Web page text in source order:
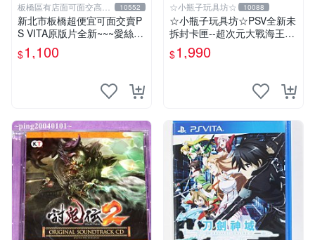
板橋區有店面可面交高價
回收電玩
10552
新北市板橋超便宜可面交賣P
S VITA原版片全新~~~愛絲卡
&羅吉的鍊金工房 PLUS ~黃
昏天空之鍊金術士~~~便宜賣
$1,100
☆小瓶子玩具坊☆ 10088
☆小瓶子玩具坊☆PSV全新未
拆封卡匣--超次元大戰海王星
VS 世嘉SEGA主機少女 夢幻
合體 Special 限定版
$1,990